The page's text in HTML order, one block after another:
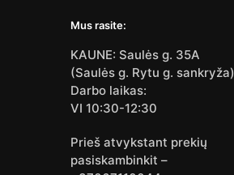
Mus rasite:
KAUNE: Saulės g. 35A
(Saulės g. Rytu g. sankryža)
Darbo laikas:
VI 10:30-12:30
Prieš atvykstant prekių
pasiskambinkit –